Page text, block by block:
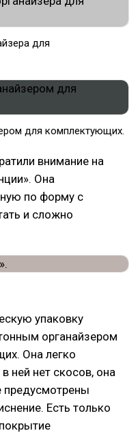
для
для комплектующих.
внимание на
Она
по форму с
и сложно
упаковку
органайзером
Она легко
ней нет скосов, она
предусмотрены
Есть только